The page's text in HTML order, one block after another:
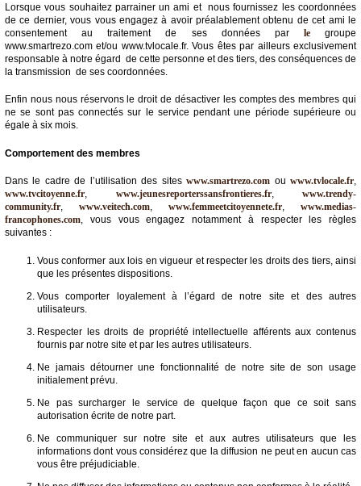
Lorsque vous souhaitez parrainer un ami et nous fournissez les coordonnées
de ce dernier, vous vous engagez à avoir préalablement obtenu de cet ami le
consentement au traitement de ses données par legroupe
www.smartrezo.com et/ou www.tvlocale.fr. Vous êtes par ailleurs exclusivement
responsable à notre égard de cette personne et des tiers, des conséquences de
la transmission de ses coordonnées.
Enfin nous nous réservons le droit de désactiver les comptes des membres qui
ne se sont pas connectés sur le service pendant une période supérieure ou
égale à six mois.
Comportement des membres
Dans le cadre de l’utilisation des siteswww.smartrezo.com ouwww.tvlocale.fr,
www.tvcitoyenne.fr, www.jeunesreporterssansfrontieres.fr, www.trendy-
community.fr, www.veitech.com, www.femmeetcitoyennete.fr, www.medias-
francophones.com, vous vous engagez notamment à respecter les règles
suivantes :
Vous conformer aux lois en vigueur et respecter les droits des tiers, ainsi
que les présentes dispositions.
Vous comporter loyalement à l’égard de notre site et des autres
utilisateurs.
Respecter les droits de propriété intellectuelle afférents aux contenus
fournis par notre site et par les autres utilisateurs.
Ne jamais détourner une fonctionnalité de notre site de son usage
initialement prévu.
Ne pas surcharger le service de quelque façon que ce soit sans
autorisation écrite de notre part.
Ne communiquer sur notre site et aux autres utilisateurs que les
informations dont vous considérez que la diffusion ne peut en aucun cas
vous être préjudiciable.